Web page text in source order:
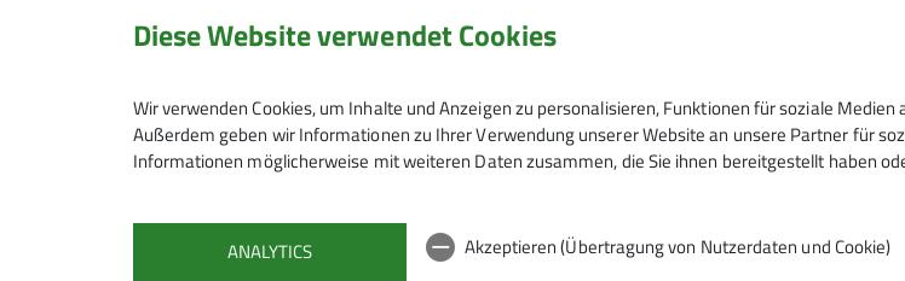
auf einen schönen Tag in den
weiter entwickelt hat oder die
Sometimes you win, sometimes
Weitere wertvolle Tipps, etwa zur
Diese Website verwendet Cookies
Wir verwenden Cookies, um Inhalte und Anzeigen zu personalisieren, Funktionen für soziale
Außerdem geben wir Informationen zu Ihrer Verwendung unserer Website an unsere Partner für
Informationen möglicherweise mit weiteren Daten zusammen, die Sie ihnen bereitgestellt haben
ANALYTICS
Akzeptieren (Übertragung von Nutzerdaten und Cookie)